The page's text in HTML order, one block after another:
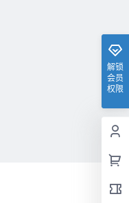
解锁
会员
权限